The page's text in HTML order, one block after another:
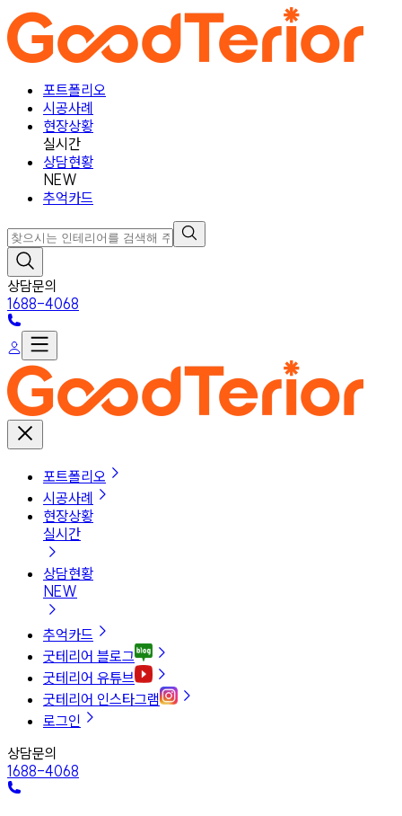
포트폴리오
시공사례
현장상황
실시간
상담현황
NEW
추억카드
상담문의
1688-4068
포트폴리오
시공사례
현장상황
실시간
상담현황
NEW
추억카드
굿테리어 블로그
굿테리어 유튜브
굿테리어 인스타그램
로그인
상담문의
1688-4068